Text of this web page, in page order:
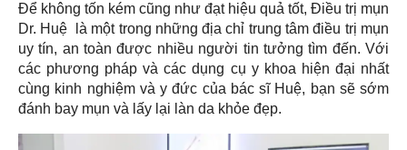
Để không tốn kém cũng như đạt hiệu quả tốt, Điều trị mụn
Dr. Huệ là một trong những địa chỉ trung tâm điều trị mụn
uy tín, an toàn được nhiều người tin tưởng tìm đến. Với
các phương pháp và các dụng cụ y khoa hiện đại nhất
cùng kinh nghiệm và y đức của bác sĩ Huệ, bạn sẽ sớm
đánh bay mụn và lấy lại làn da khỏe đẹp.